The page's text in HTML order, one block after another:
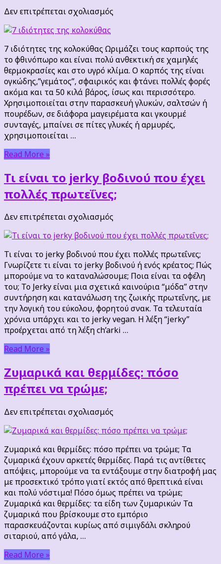
Δεν επιτρέπεται σχολιασμός
της
κολοκύθας
7 ιδιότητες της κολοκύθας Ωριμάζει τους καρπούς της
το φθινόπωρο και είναι πολύ ανθεκτική σε χαμηλές
θερμοκρασίες και στο υγρό κλίμα. Ο καρπός της είναι
ογκώδης,”γεμάτος”, σφαιρικός και φτάνει πολλές φορές
ακόμα και τα 50 κιλά βάρος, ίσως και περισσότερο.
Χρησιμοποιείται στην παρασκευή γλυκών, σαλτσών ή
πουρέδων, σε διάφορα μαγειρέματα και γκουρμέ
συνταγές, μπαίνει σε πίτες γλυκές ή αρμυρές,
χρησιμοποιείται …
Read More »
Τι είναι το jerky βοδινού που έχει
πολλές πρωτεΐνες;
Δεν επιτρέπεται σχολιασμός
είναι
το
jerky
βοδινού
που
έχει
πολλές
πρωτεΐνες;
Τι είναι το jerky βοδινού που έχει πολλές πρωτεΐνες;
Γνωρίζετε τι είναι το jerky βοδινού ή ενός κρέατος; Πώς
μπορούμε να το καταναλώσουμε; Ποια είναι τα οφέλη
του; Το Jerky είναι μια σχετικά καινούρια “μόδα” στην
συντήρηση και κατανάλωση της ζωικής πρωτεΐνης, με
την λογική του εύκολου, φορητού σνακ. Τα τελευταία
χρόνια υπάρχει και το jerky vegan. Η λέξη “jerky”
προέρχεται από τη λέξη ch’arki …
Read More »
Ζυμαρικά και θερμίδες: πόσο
πρέπει να τρώμε;
Δεν επιτρέπεται σχολιασμός
και
θερμίδες:
πόσο
πρέπει
να
τρώμε;
Ζυμαρικά και θερμίδες: πόσο πρέπει να τρώμε; Τα
ζυμαρικά έχουν αρκετές θερμίδες. Παρά τις αντίθετες
απόψεις, μπορούμε να τα εντάξουμε στην διατροφή μας
με προσεκτικό τρόπο γιατί εκτός από θρεπτικά είναι
και πολύ νόστιμα! Πόσο όμως πρέπει να τρώμε;
Ζυμαρικά και θερμίδες: τα είδη των ζυμαρικών Τα
ζυμαρικά που βρίσκουμε στο εμπόριο
παρασκευάζονται κυρίως από σιμιγδάλι σκληρού
σιταριού, από γάλα, …
Read More »